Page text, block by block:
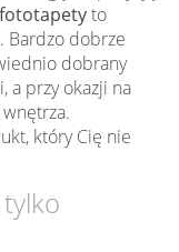
fototapetyto
Bardzo dobrze
dobrany
a przy okazji na
który Cię nie